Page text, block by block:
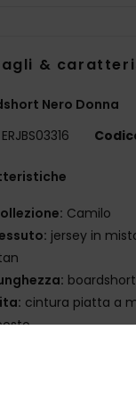
&
Nero Donna
ERJBS03316
Camilo
jersey in
cintura piatta a
chiusura
placca